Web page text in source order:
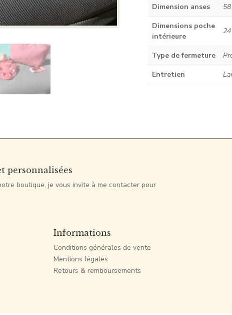
Dimension anses
Dimensions poche
intérieure
Type de fermeture
Entretien
personnalisées
boutique, je vous invite à me contacter pour
Informations
Conditions générales de vente
Mentions légales
Retours & remboursements